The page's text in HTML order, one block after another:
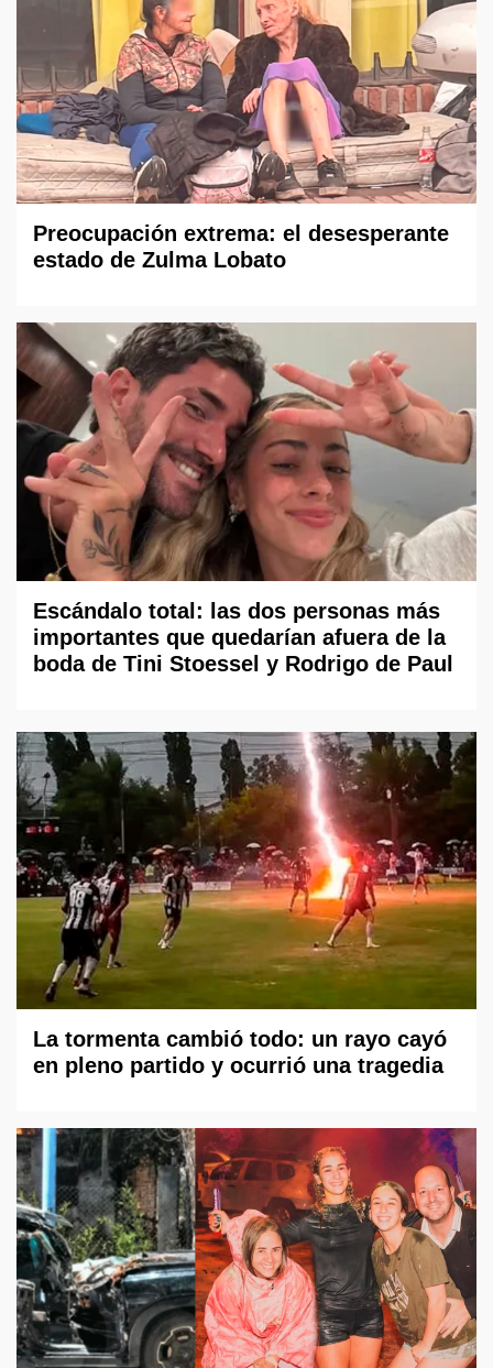
Preocupación extrema: el desesperante
estado de Zulma Lobato
Escándalo total: las dos personas más
importantes que quedarían afuera de la
boda de Tini Stoessel y Rodrigo de Paul
La tormenta cambió todo: un rayo cayó
en pleno partido y ocurrió una tragedia